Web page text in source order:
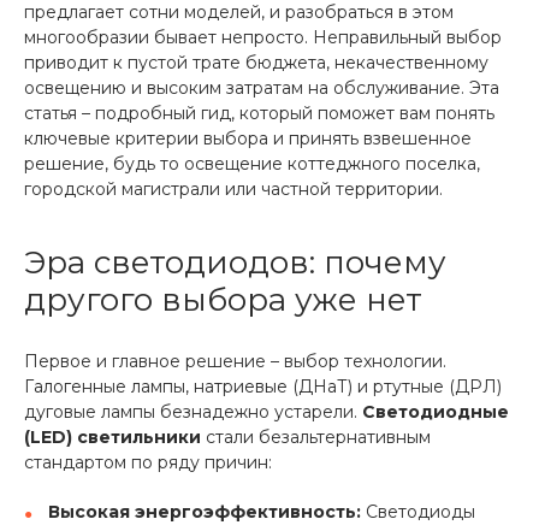
предлагает сотни моделей, и разобраться в этом
многообразии бывает непросто. Неправильный выбор
приводит к пустой трате бюджета, некачественному
освещению и высоким затратам на обслуживание. Эта
статья – подробный гид, который поможет вам понять
ключевые критерии выбора и принять взвешенное
решение, будь то освещение коттеджного поселка,
городской магистрали или частной территории.
Эра светодиодов: почему
другого выбора уже нет
Первое и главное решение – выбор технологии.
Галогенные лампы, натриевые (ДНаТ) и ртутные (ДРЛ)
дуговые лампы безнадежно устарели. Светодиодные
(LED) светильники стали безальтернативным
стандартом по ряду причин:
Высокая энергоэффективность: Светодиоды